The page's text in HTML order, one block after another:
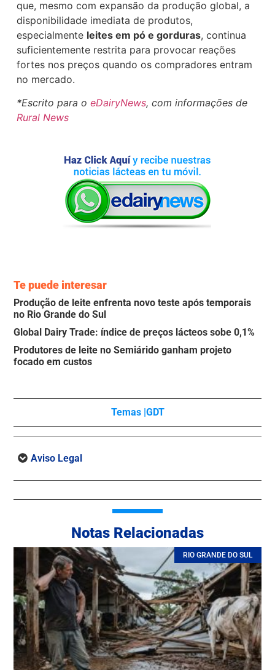
que, mesmo com expansão da produção global, a
disponibilidade imediata de produtos,
especialmente leites em pó e gorduras, continua
suficientemente restrita para provocar reações
fortes nos preços quando os compradores entram
no mercado.
*Escrito para oeDairyNews, com informações de
Rural News
Te puede interesar
Produção de leite enfrenta novo teste após temporais
no Rio Grande do Sul
Global Dairy Trade: índice de preços lácteos sobe 0,1%
Produtores de leite no Semiárido ganham projeto
focado em custos
Temas |GDT
Aviso Legal
Notas Relacionadas
RIO GRANDE DO SUL